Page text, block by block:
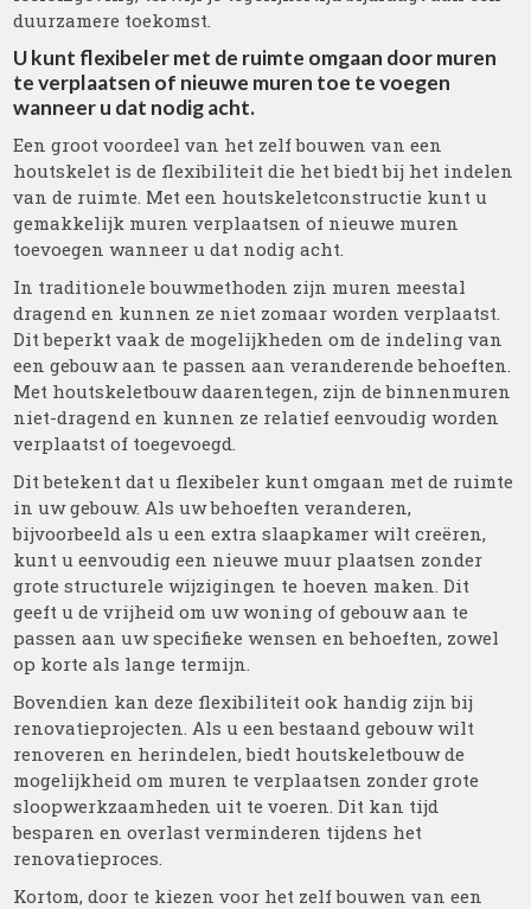
duurzamere toekomst.
U kunt flexibeler met de ruimte omgaan door muren
te verplaatsen of nieuwe muren toe te voegen
wanneer u dat nodig acht.
Een groot voordeel van het zelf bouwen van een
houtskelet is de flexibiliteit die het biedt bij het indelen
van de ruimte. Met een houtskeletconstructie kunt u
gemakkelijk muren verplaatsen of nieuwe muren
toevoegen wanneer u dat nodig acht.
In traditionele bouwmethoden zijn muren meestal
dragend en kunnen ze niet zomaar worden verplaatst.
Dit beperkt vaak de mogelijkheden om de indeling van
een gebouw aan te passen aan veranderende behoeften.
Met houtskeletbouw daarentegen, zijn de binnenmuren
niet-dragend en kunnen ze relatief eenvoudig worden
verplaatst of toegevoegd.
Dit betekent dat u flexibeler kunt omgaan met de ruimte
in uw gebouw. Als uw behoeften veranderen,
bijvoorbeeld als u een extra slaapkamer wilt creëren,
kunt u eenvoudig een nieuwe muur plaatsen zonder
grote structurele wijzigingen te hoeven maken. Dit
geeft u de vrijheid om uw woning of gebouw aan te
passen aan uw specifieke wensen en behoeften, zowel
op korte als lange termijn.
Bovendien kan deze flexibiliteit ook handig zijn bij
renovatieprojecten. Als u een bestaand gebouw wilt
renoveren en herindelen, biedt houtskeletbouw de
mogelijkheid om muren te verplaatsen zonder grote
sloopwerkzaamheden uit te voeren. Dit kan tijd
besparen en overlast verminderen tijdens het
renovatieproces.
Kortom, door te kiezen voor het zelf bouwen van een